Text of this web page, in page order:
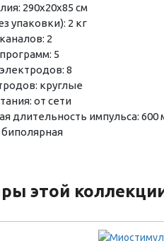
290х20х85 см
упаковки): 2 кг
2
5
8
круглые
от сети
длительность импульса: 600
этой